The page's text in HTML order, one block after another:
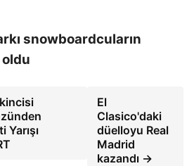
snowboardcuların
Yarışı
El
Clasico'daki
düelloyu Real
Madrid
kazandı →